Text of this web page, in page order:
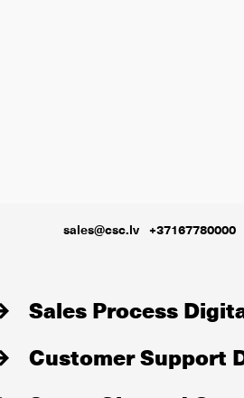
sales@csc.lv +37167780000
Sales Process
Customer Support